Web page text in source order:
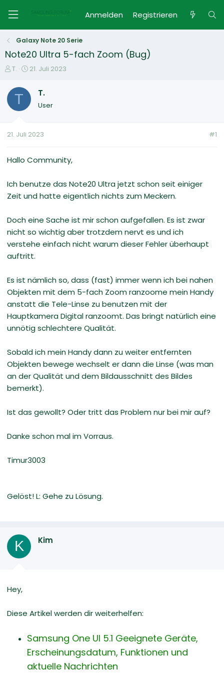
Anmelden Registrieren
Galaxy Note 20 Serie
Note20 Ultra 5-fach Zoom (Bug)
E
s
e
e
T.
E
t
e
t
m
21. Juli 2023
T T.
User
21. Juli 2023 #1
Hallo Community,
Ich benutze das Note20 Ultra jetzt schon seit einiger
Zeit und hatte eigentlich nichts zum Meckern.
Doch eine Sache ist mir schon aufgefallen. Es ist zwar
nicht so wichtig aber trotzdem nervt es und ich
verstehe einfach nicht warum dieser Fehler überhaupt
auftritt.
Es ist nämlich so, dass (fast) immer wenn ich bei nahen
Objekten mit dem 5-fach Zoom ranzoome mein Handy
anstatt die Tele-Linse zu benutzen mit der
Hauptkamera Digital ranzoomt. Das bringt natürlich eine
unnötig schlechtere Qualität.
Sobald ich mein Handy dann zu weiter entfernten
Objekten bewege wechselt er dann die Linse (was man
an der Qualität und dem Bildausschnitt des Bildes
bemerkt).
Ist das gewollt? Oder tritt das Problem nur bei mir auf?
Danke schon mal im Vorraus.
Timur3003
Gelöst! L: Gehe zu Lösung.
K Kim
Hey,
Diese Artikel werden dir weiterhelfen:
Samsung One UI 5.1 Geeignete Geräte,
Erscheinungsdatum, Funktionen und
aktuelle Nachrichten